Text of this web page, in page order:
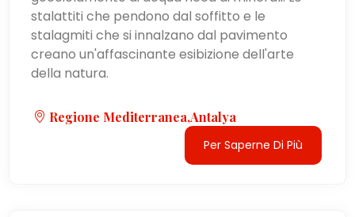
stalattiti che pendono dal soffitto e le
stalagmiti che si innalzano dal pavimento
creano un'affascinante esibizione dell'arte
della natura.
Regione Mediterranea,Antalya
Per Saperne Di Più